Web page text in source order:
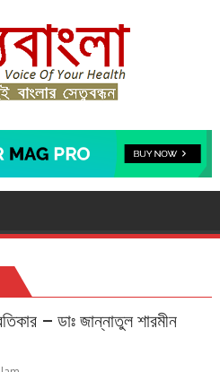
– ডাঃ জান্নাতুল শারমীন